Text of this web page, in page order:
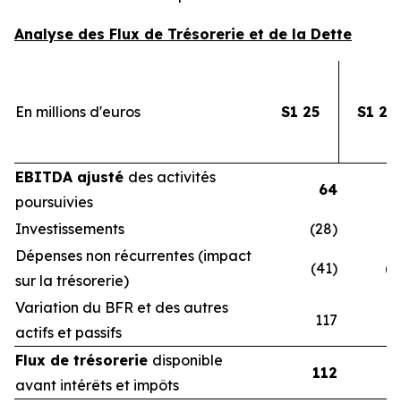
Analyse des Flux de Trésorerie et de la Dette
En millions d'euros S1 25 S1 24
EBITDA ajusté des activités
poursuivies
64
Investissements (28)
Dépenses non récurrentes (impact
sur la trésorerie)
(41)
Variation du BFR et des autres
actifs et passifs
117
Flux de trésorerie disponible
avant intérêts et impôts
112